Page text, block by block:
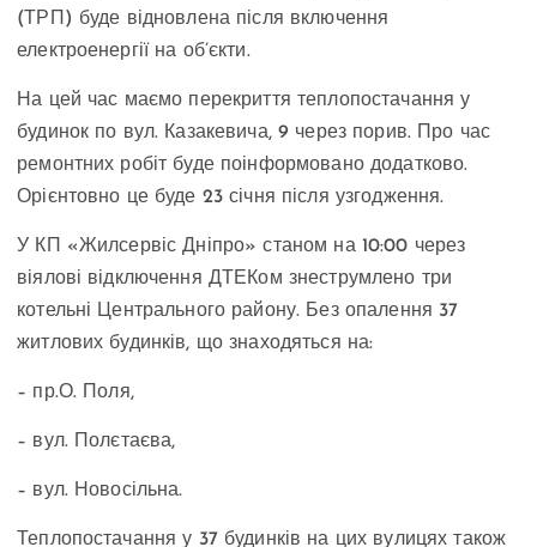
(ТРП) буде відновлена після включення
електроенергії на об’єкти.
На цей час маємо перекриття теплопостачання у
будинок по вул. Казакевича, 9 через порив. Про час
ремонтних робіт буде поінформовано додатково.
Орієнтовно це буде 23 січня після узгодження.
У КП «Жилсервіс Дніпро» станом на 10:00 через
віялові відключення ДТЕКом знеструмлено три
котельні Центрального району. Без опалення 37
житлових будинків, що знаходяться на:
– пр.О. Поля,
– вул. Полєтаєва,
– вул. Новосільна.
Теплопостачання у 37 будинків на цих вулицях також